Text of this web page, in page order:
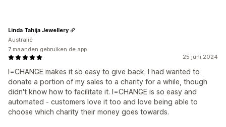
25 juni 2024
I=CHANGE makes it so easy to give back. I had wanted to
donate a portion of my sales to a charity for a while, though
didn't know how to facilitate it. I=CHANGE is so easy and
automated - customers love it too and love being able to
choose which charity their money goes towards.
Linda Tahija Jewellery
Australië
7 maanden gebruiken de app